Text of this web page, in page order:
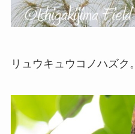
リュウキュウコノハズク。